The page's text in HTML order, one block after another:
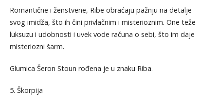
Romantične i ženstvene, Ribe obraćaju pažnju na detalje
svog imidža, što ih čini privlačnim i misterioznim. One teže
luksuzu i udobnosti i uvek vode računa o sebi, što im daje
misteriozni šarm.
Glumica Šeron Stoun rođena je u znaku Riba.
5. Škorpija